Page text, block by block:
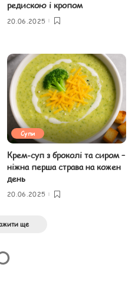
редискою і кропом
20.06.2025
Супи
Крем-суп з броколі та сиром –
ніжна перша страва на кожен
день
20.06.2025
ще